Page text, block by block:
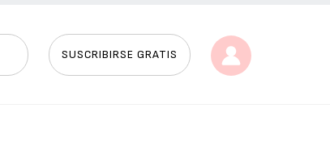
SUSCRIBIRSE GRATIS